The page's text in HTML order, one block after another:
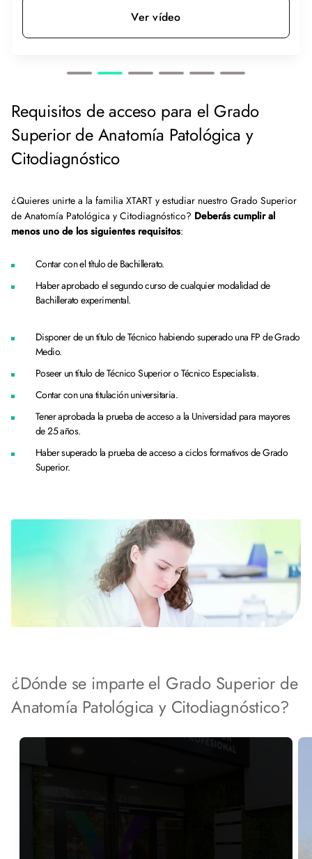
Ver vídeo
Requisitos de acceso para el Grado
Superior de Anatomía Patológica y
Citodiagnóstico
¿Quieres unirte a la familia XTART y estudiar nuestro Grado Superior
de Anatomía Patológica y Citodiagnóstico? Deberás cumplir al
menos uno de los siguientes requisitos:
Contar con el título de Bachillerato.
Haber aprobado el segundo curso de cualquier modalidad de
Bachillerato experimental.
Disponer de un título de Técnico habiendo superado una FP de Grado
Medio.
Poseer un título de Técnico Superior o Técnico Especialista.
Contar con una titulación universitaria.
Tener aprobada la prueba de acceso a la Universidad para mayores
de 25 años.
Haber superado la prueba de acceso a ciclos formativos de Grado
Superior.
¿Dónde se imparte el Grado Superior de
Anatomía Patológica y Citodiagnóstico?